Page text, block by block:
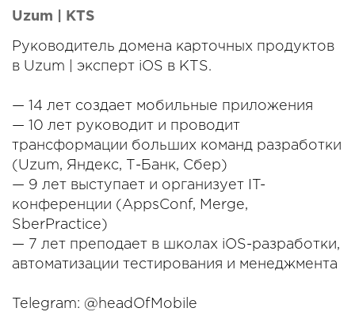
Uzum | KTS
Руководитель домена карточных продуктов
в Uzum | эксперт iOS в KTS.
— 14 лет создает мобильные приложения
— 10 лет руководит и проводит
трансформации больших команд разработки
(Uzum, Яндекс, Т-Банк, Сбер)
— 9 лет выступает и организует IT-
конференции (AppsConf, Merge,
SberPractice)
— 7 лет преподает в школах iOS-разработки,
автоматизации тестирования и менеджмента
Telegram: @headOfMobile